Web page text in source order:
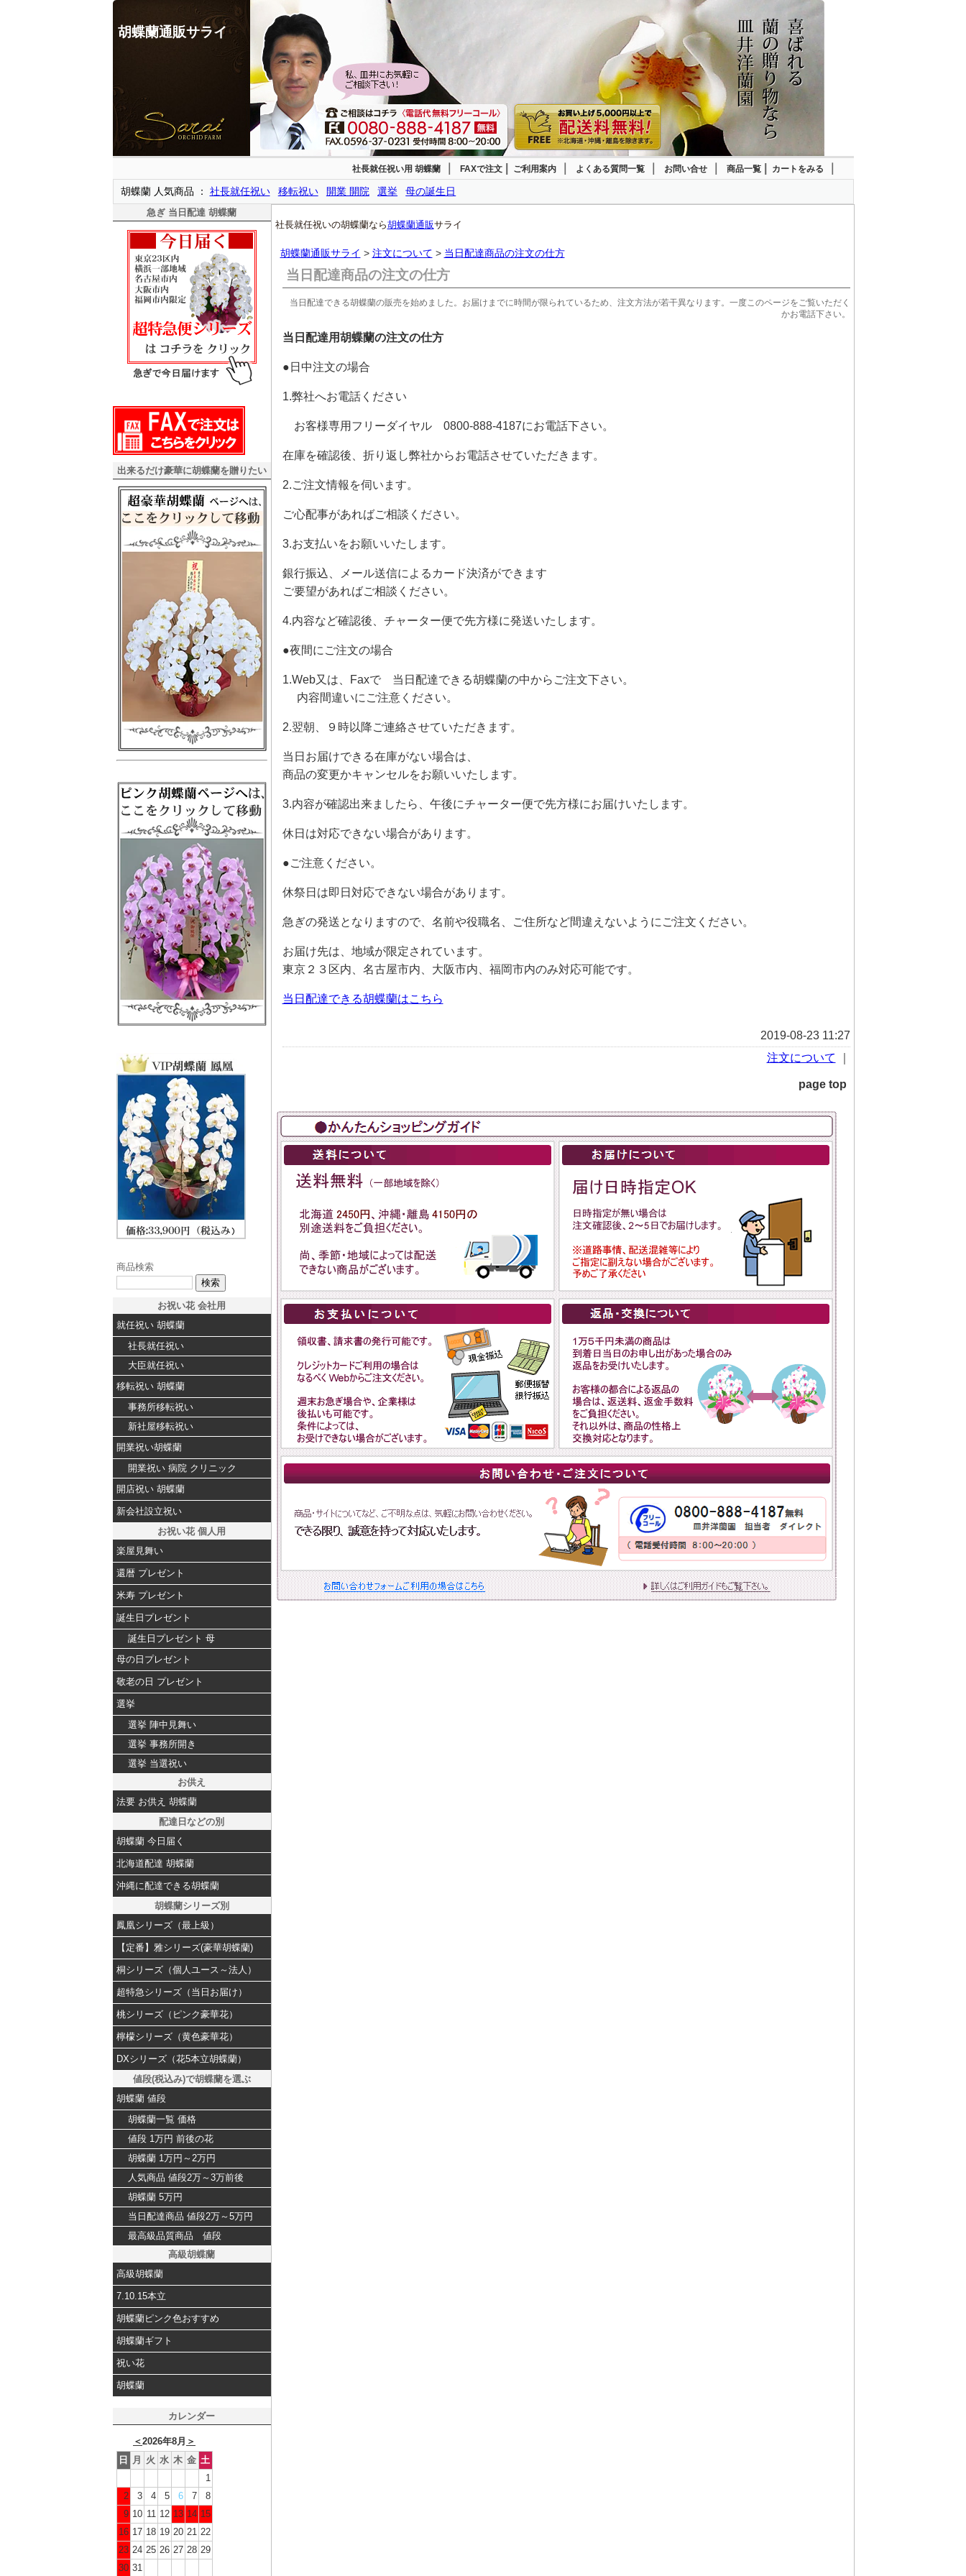
胡蝶蘭通販サライ
社長就任祝い用 胡蝶蘭｜ FAXで注文| ご利用案内｜ よくある質問一覧｜ お問い合せ｜ 商品一覧| カートをみる
胡蝶蘭 人気商品 社長就任祝い 移転祝い 開業 開院 選挙 母の誕生日
急ぎ 当日配達 胡蝶蘭
出来るだけ豪華に胡蝶蘭を贈りたい
商品検索
お祝い花 会社用
就任祝い 胡蝶蘭
社長就任祝い
大臣就任祝い
移転祝い 胡蝶蘭
事務所移転祝い
新社屋移転祝い
開業祝い胡蝶蘭
開業祝い 病院 クリニック
開店祝い 胡蝶蘭
新会社設立祝い
お祝い花 個人用
楽屋見舞い
還暦 プレゼント
米寿 プレゼント
誕生日プレゼント
誕生日プレゼント 母
母の日プレゼント
敬老の日 プレゼント
選挙
選挙 陣中見舞い
選挙 事務所開き
選挙 当選祝い
お供え
法要 お供え 胡蝶蘭
配達日などの別
胡蝶蘭 今日届く
北海道配達 胡蝶蘭
沖縄に配達できる胡蝶蘭
胡蝶蘭シリーズ別
鳳凰シリーズ（最上級）
【定番】雅シリーズ(豪華胡蝶蘭)
桐シリーズ（個人ユース～法人）
超特急シリーズ（当日お届け）
桃シリーズ（ピンク豪華花）
檸檬シリーズ（黄色豪華花）
DXシリーズ（花5本立胡蝶蘭）
値段(税込み)で胡蝶蘭を選ぶ
胡蝶蘭 値段
胡蝶蘭一覧 価格
値段 1万円 前後の花
胡蝶蘭 1万円～2万円
人気商品 値段2万～3万前後
胡蝶蘭 5万円
当日配達商品 値段2万～5万円
最高級品質商品 値段
高級胡蝶蘭
高級胡蝶蘭
7.10.15本立
胡蝶蘭ピンク色おすすめ
胡蝶蘭ギフト
祝い花
胡蝶蘭
カレンダー
＜2026年8月 ＞
日
月 火 水 木 金 土
1
2
3 4 5 6 7
8
9 10 11 12 13 14 15
16 17 18 19 20 21 22
23 24 25 26 27 28 29
30 31
社長就任祝いの胡蝶蘭なら胡蝶蘭通販サライ
胡蝶蘭通販サライ > 注文について > 当日配達商品の注文の仕方
当日配達商品の注文の仕方
当日配達できる胡蝶蘭の販売を始めました。お届けまでに時間が限られているため、注文方法が若干異なります。一度このページをご覧いただく
かお電話下さい。
当日配達用胡蝶蘭の注文の仕方
●日中注文の場合
1.弊社へお電話ください
お客様専用フリーダイヤル 0800-888-4187にお電話下さい。
在庫を確認後、折り返し弊社からお電話させていただきます。
2.ご注文情報を伺います。
ご心配事があればご相談ください。
3.お支払いをお願いいたします。
銀行振込、メール送信によるカード決済ができます
ご要望があればご相談ください。
4.内容など確認後、チャーター便で先方様に発送いたします。
●夜間にご注文の場合
1.Web又は、Faxで 当日配達できる胡蝶蘭の中からご注文下さい。
内容間違いにご注意ください。
2.翌朝、９時以降ご連絡させていただきます。
当日お届けできる在庫がない場合は、
商品の変更かキャンセルをお願いいたします。
3.内容が確認出来ましたら、午後にチャーター便で先方様にお届けいたします。
休日は対応できない場合があります。
●ご注意ください。
休祭日は即日対応できない場合があります。
急ぎの発送となりますので、名前や役職名、ご住所など間違えないようにご注文ください。
お届け先は、地域が限定されています。
東京２３区内、名古屋市内、大阪市内、福岡市内のみ対応可能です。
当日配達できる胡蝶蘭はこちら
2019-08-23 11:27
注文について
page top